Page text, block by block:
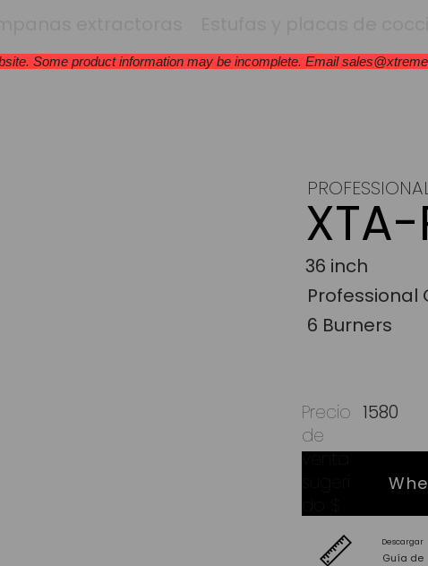
Some product information may be incomplete. Email
36 inch
6 Burners
1580
Guía de
Descargar
Professional
Precio
de
venta